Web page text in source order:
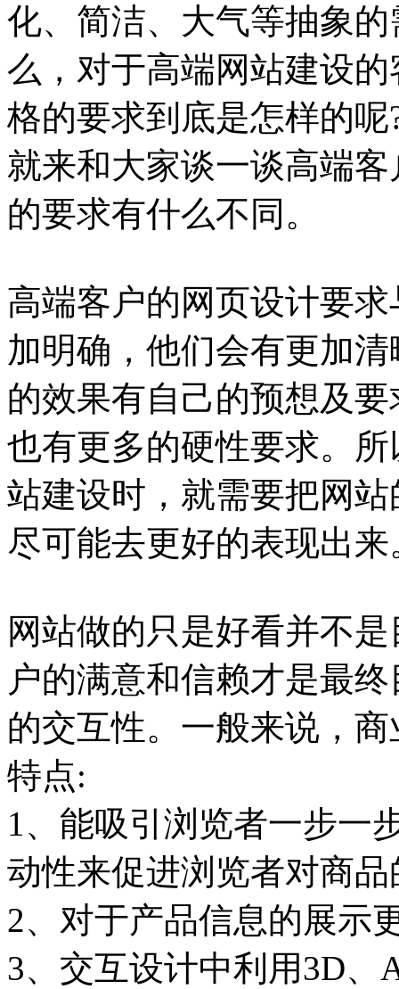
化、简洁、大气等抽象
么，对于高端网站建设
格的要求到底是怎样的
就来和大家谈一谈高端
的要求有什么不同。
高端客户的网页设计要
加明确，他们会有更加
的效果有自己的预想及
也有更多的硬性要求。
站建设时，就需要把网
尽可能去更好的表现出来
网站做的只是好看并不
户的满意和信赖才是最
的交互性。一般来说，
特点:
1、能吸引浏览者一步一
动性来促进浏览者对商
2、对于产品信息的展示
3、交互设计中利用3D、